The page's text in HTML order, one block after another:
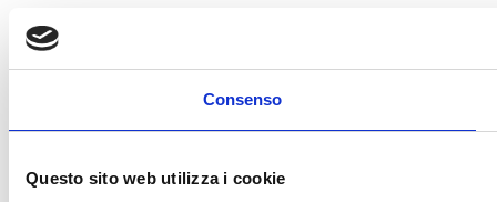
Consenso
Questo sito web utilizza i cookie